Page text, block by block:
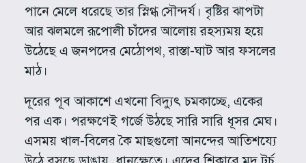
পানে মেলে ধরেছে তার স্নিগ্ধ সৌন্দর্য। বৃষ্টির ঝাপটা
আর ঝলমলে রূপোলী চাঁদের আলোয় রহস্যময় হয়ে
উঠেছে এ জনপদের মেঠোপথ, রাস্তা-ঘাট আর ফসলের
মাঠ।
দূরের পূব আকাশে এখনো বিদ্যুৎ চমকাচ্ছে, একের
পর এক। পরক্ষণেই গর্জে উঠছে সারি সারি ধূসর মেঘ।
এসময় খাল-বিলের কৈ মাছগুলো আনন্দের আতিশয্যে